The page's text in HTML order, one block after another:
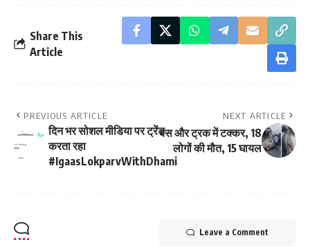
Share This
Article
PREVIOUS ARTICLE
दिन भर सोशल मीडिया पर ट्रेंड
करता रहा
#IgaasLokparvWithDhami
NEXT ARTICLE
बस और ट्रक में टक्कर, 18
लोगों की मौत, 15 घायल
Leave a Comment